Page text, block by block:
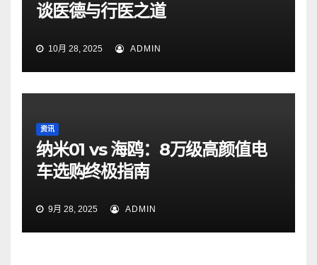
谈医德与行医之道
10月 28, 2025 ADMIN
资讯
纳米01 vs 海鸥：8万级高颜值电
车选购终极指南
9月 28, 2025 ADMIN